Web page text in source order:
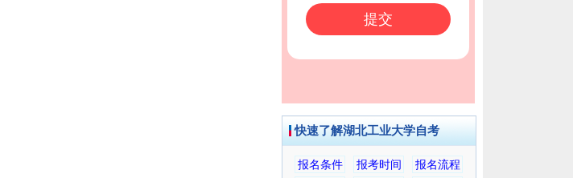
快速了解湖北工业大学自考
报名条件 报考时间
报名流程